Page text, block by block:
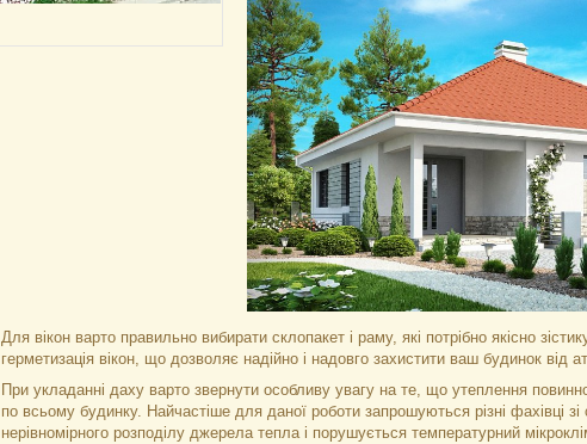
Для вікон варто правильно вибирати склопакет і раму, які потрібно якісно
герметизація вікон, що дозволяє надійно і надовго захистити ваш будинок від
При укладанні даху варто звернути особливу увагу на те, що утеплення
по всьому будинку. Найчастіше для даної роботи запрошуються різні фахівці
нерівномірного розподілу джерела тепла і порушується температурний